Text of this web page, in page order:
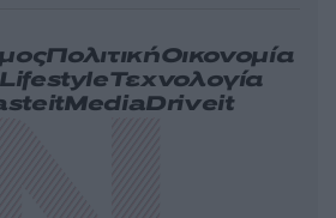
ΠολιτικήΟικονομία
Τεχνολογία
MediaDriveit